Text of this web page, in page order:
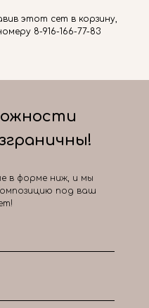
этот сет в корзину,
8-916-166-77-83
в форме ниж, и мы
под ваш